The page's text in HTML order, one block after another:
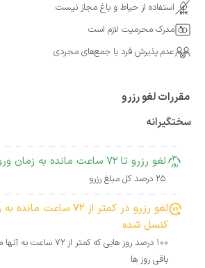
استفاده از حیاط و باغ مجاز نیست
مدرک محرمیت لازم است
عدم پذیرش فرد یا جمع‌های مجردی
مقررات لغو رزرو
سختگیرانه
لغو رزرو تا 72 ساعت مانده به زمان ورود روز کنسل شده
25 درصد کل مبلغ رزرو
لغو رزرو در کمتر از 72
کنسل شده
باقی روز ها